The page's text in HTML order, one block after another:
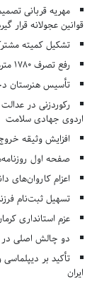
مهریه قربانی
قوانین عجولانه قرار
تشکیل کمیته
رفع تصرف ۱۷۸۰ مترمربع از اراضی ملی روستای سرودار کرج
تأسیس هنرستان
اردوی جهادی سلامت
افزایش وثیقه خروج از
صفحه اول روزنامه‌های 8
اعزام کاروان‌های
تسهیل ثبت‌نام
عزم استانداری
دو چالش اصلی در
تأکید بر
ایران